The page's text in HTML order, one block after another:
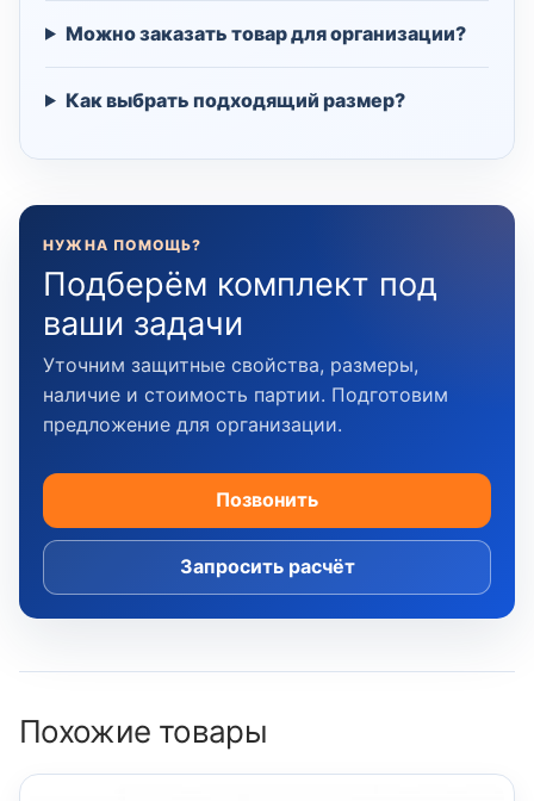
Можно заказать товар для организации?
Как выбрать подходящий размер?
НУЖНА ПОМОЩЬ?
Подберём комплект под
ваши задачи
Уточним защитные свойства, размеры,
наличие и стоимость партии. Подготовим
предложение для организации.
Позвонить
Запросить расчёт
Похожие товары